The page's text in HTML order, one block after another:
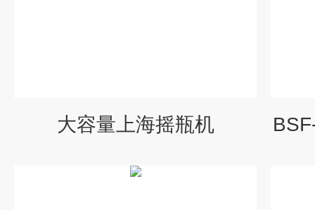
大容量上海摇瓶机